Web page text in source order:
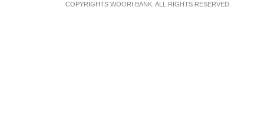
COPYRIGHTS WOORI BANK. ALL RIGHTS RESERVED.